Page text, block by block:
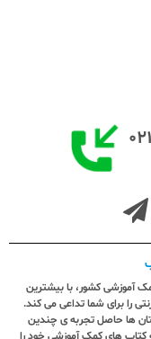
آموزشی کشور، با بیشترین
را برای شما تداعی می کند.
ها حاصل تجربه ی چندین